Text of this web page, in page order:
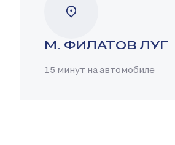
М. ФИЛАТОВ ЛУГ
15 минут на автомобиле